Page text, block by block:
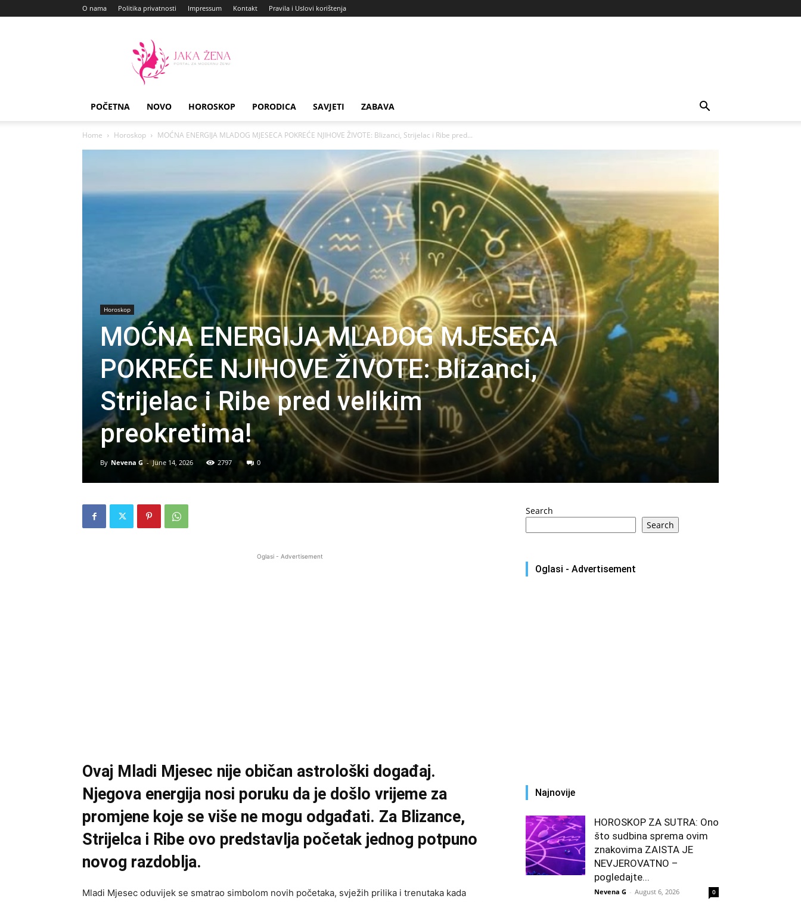
O nama Politika privatnosti Impressum Kontakt Pravila i Uslovi korištenja
Zena
POČETNA NOVO HOROSKOP PORODICA SAVJETI ZABAVA
Home Horoskop MOĆNA ENERGIJA MLADOG MJESECA POKREĆE NJIHOVE ŽIVOTE: Blizanci, Strijelac i Ribe pred...
Horoskop
MOĆNA ENERGIJA MLADOG MJESECA
POKREĆE NJIHOVE ŽIVOTE: Blizanci,
Strijelac i Ribe pred velikim
preokretima!
By Nevena G - June 14, 2026 2797 0
Oglasi - Advertisement
Ovaj Mladi Mjesec nije običan astrološki događaj.
Njegova energija nosi poruku da je došlo vrijeme za
promjene koje se više ne mogu odgađati. Za Blizance,
Strijelca i Ribe ovo predstavlja početak jednog potpuno
novog razdoblja.
Mladi Mjesec oduvijek se smatrao simbolom novih početaka, svježih prilika i trenutaka kada
Search
Search
Oglasi - Advertisement
Najnovije
HOROSKOP ZA SUTRA: Ono
što sudbina sprema ovim
znakovima ZAISTA JE
NEVJEROVATNO –
pogledajte...
Nevena G - August 6, 2026 0